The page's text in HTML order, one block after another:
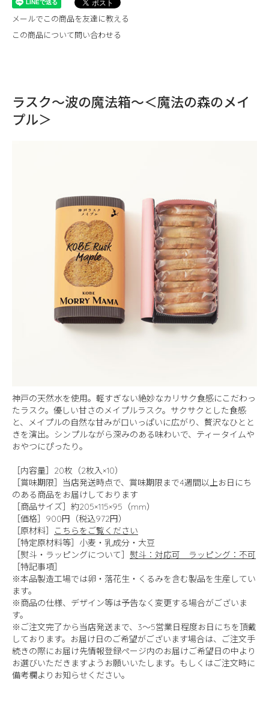
メールでこの商品を友達に教える
この商品について問い合わせる
ラスク〜波の魔法箱〜＜魔法の森のメイ
プル＞
神戸の天然水を使用。軽すぎない絶妙なカリサク食感にこだわっ
たラスク。優しい甘さのメイプルラスク。サクサクとした食感
と、メイプルの自然な甘みが口いっぱいに広がり、贅沢なひとと
きを演出。シンプルながら深みのある味わいで、ティータイムや
おやつにぴったり。
［内容量］20枚（2枚入×10）
［賞味期限］当店発送時点で、賞味期限まで4週間以上お日にち
のある商品をお届けしております
［商品サイズ］約205×115×95（mm）
［価格］900円（税込972円）
［原材料］
こちらをご覧ください
［特定原材料等］小麦・乳成分・大豆
［熨斗・ラッピングについて］ 熨斗：対応可 ラッピング：不可
［特記事項］
※本品製造工場では卵・落花生・くるみを含む製品を生産してい
ます。
※商品の仕様、デザイン等は予告なく変更する場合がございま
す。
※ご注文完了から当店発送まで、3～5営業日程度お日にちを頂戴
しております。お届け日のご希望がございます場合は、ご注文手
続きの際にお届け先情報登録ページ内のお届けご希望日の中より
お選びいただきますようお願いいたします。もしくはご注文時に
備考欄よりお知らせください。